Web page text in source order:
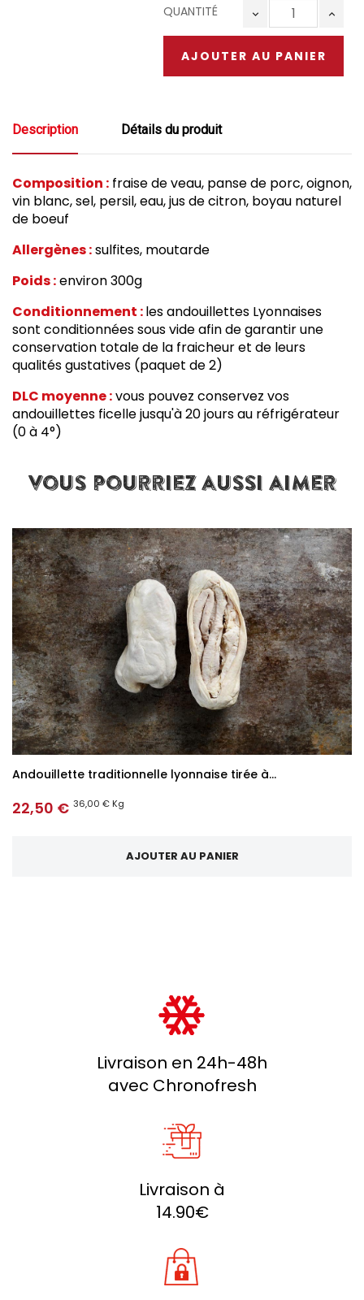
QUANTITÉ
AJOUTER AU PANIER
Description Détails du produit
Composition : fraise de veau, panse de porc, oignon,
vin blanc, sel, persil, eau, jus de citron, boyau naturel
de boeuf
Allergènes :sulfites, moutarde
Poids :environ 300g
Conditionnement :les andouillettes Lyonnaises
sont conditionnées sous vide afin de garantir une
conservation totale de la fraicheur et de leurs
qualités gustatives (paquet de 2)
DLC moyenne :vous pouvez conservez vos
andouillettes ficelle jusqu'à 20jours au réfrigérateur
(0 à 4°)
vous pourriez aussi aimer
Andouillette traditionnelle lyonnaise tirée à...
22,50 € 36,00 € Kg
AJOUTER AU PANIER
Livraison en 24h-48h
avec Chronofresh
Livraison à
14.90€